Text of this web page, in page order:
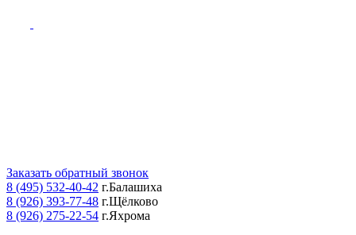
Заказать обратный звонок
8 (495) 532-40-42 г.Балашиха
8 (926) 393-77-48 г.Щёлково
8 (926) 275-22-54 г.Яхрома